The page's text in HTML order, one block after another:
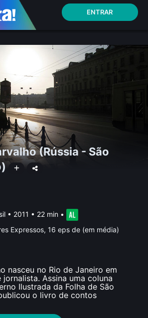
ENTRAR
(Rússia - São
• 2011 • 22 min •
Expressos, 16 eps de (em média)
nasceu no Rio de Janeiro em
Assina uma coluna
Ilustrada da Folha de São
o livro de contos